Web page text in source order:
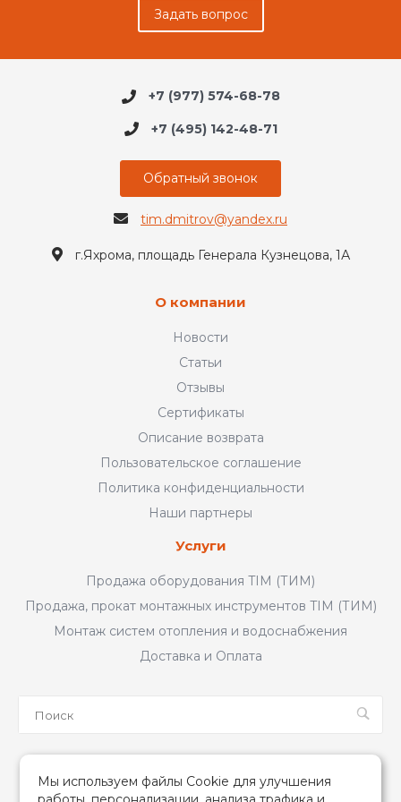
Задать вопрос
+7 (977) 574-68-78
+7 (495) 142-48-71
Обратный звонок
tim.dmitrov@yandex.ru
г.Яхрома, площадь Генерала Кузнецова, 1А
О компании
Новости
Статьи
Отзывы
Сертификаты
Описание возврата
Пользовательское соглашение
Политика конфиденциальности
Наши партнеры
Услуги
Продажа оборудования TIM (ТИМ)
Продажа, прокат монтажных инструментов TIM (ТИМ)
Монтаж систем отопления и водоснабжения
Доставка и Оплата
Мы используем файлы Cookie для улучшения